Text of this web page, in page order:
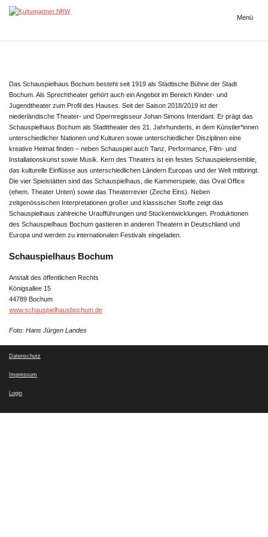
Inhalt
NRW
Menü
Das Schauspielhaus Bochum besteht seit 1919 als Städtische Bühne der Stadt
Bochum. Als Sprechtheater gehört auch ein Angebot im Bereich Kinder- und
Jugendtheater zum Profil des Hauses. Seit der Saison 2018/2019 ist der
niederländische Theater- und Opernregisseur Johan Simons Intendant. Er prägt das
Schauspielhaus Bochum als Stadttheater des 21. Jahrhunderts, in dem Künstler*innen
unterschiedlicher Nationen und Kulturen sowie unterschiedlicher Disziplinen eine
kreative Heimat finden – neben Schauspiel auch Tanz, Performance, Film- und
Installationskunst sowie Musik. Kern des Theaters ist ein festes Schauspielensemble,
das kulturelle Einflüsse aus unterschiedlichen Ländern Europas und der Welt mitbringt.
Die vier Spielstätten sind das Schauspielhaus, die Kammerspiele, das Oval Office
(ehem. Theater Unten) sowie das Theaterrevier (Zeche Eins). Neben
zeitgenössischen Interpretationen großer und klassischer Stoffe zeigt das
Schauspielhaus zahlreiche Uraufführungen und Stückentwicklungen. Produktionen
des Schauspielhaus Bochum gastieren in anderen Theatern in Deutschland und
Europa und werden zu internationalen Festivals eingeladen.
Schauspielhaus Bochum
Anstalt des öffentlichen Rechts
Königsallee 15
44789 Bochum
www.schauspielhausbochum.de
Foto: Hans Jürgen Landes
Datenschutz
Impressum
Login